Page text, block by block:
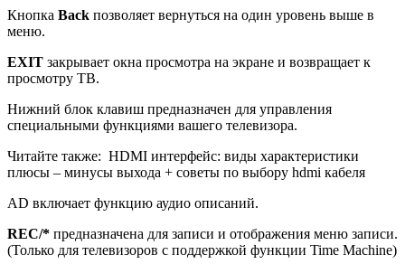
Кнопка Back позволяет вернуться на один уровень выше в
меню.
EXIT закрывает окна просмотра на экране и возвращает к
просмотру ТВ.
Нижний блок клавиш предназначен для управления
специальными функциями вашего телевизора.
Читайте также: HDMI интерфейс: виды характеристики
плюсы – минусы выхода + советы по выбору hdmi кабеля
AD включает функцию аудио описаний.
REC/* предназначена для записи и отображения меню записи.
(Только для телевизоров с поддержкой функции Time Machine)